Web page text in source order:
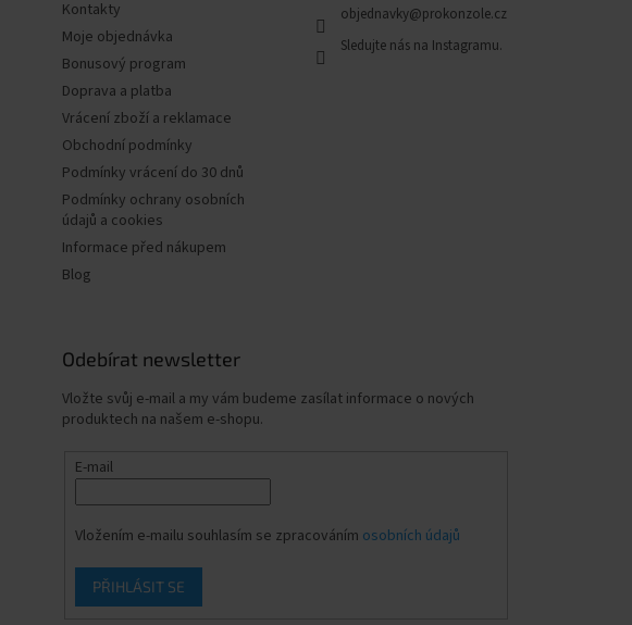
Kontakty
Moje objednávka
Bonusový program
Doprava a platba
Vrácení zboží a reklamace
Obchodní podmínky
Podmínky vrácení do 30 dnů
Podmínky ochrany osobních
údajů a cookies
Informace před nákupem
Blog
objednavky@prokonzole.cz
Odebírat newsletter
Vložte svůj e-mail a my vám budeme zasílat informace o nových
produktech na našem e-shopu.
E-mail
Vložením e-mailu souhlasím se zpracováním osobních údajů
PŘIHLÁSIT SE